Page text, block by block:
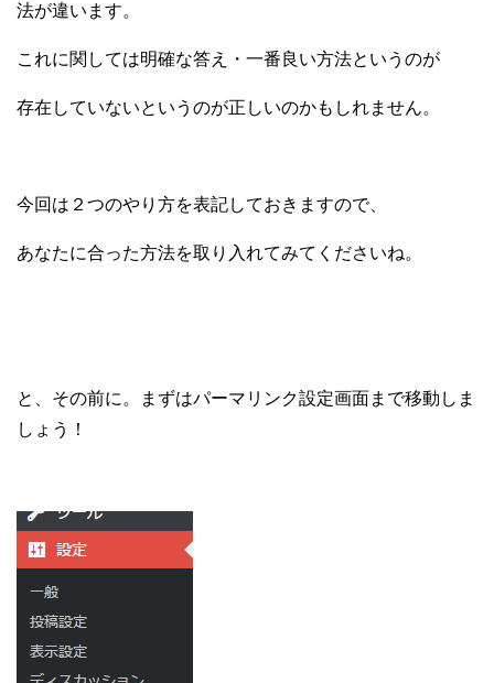
法が違います。
これに関しては明確な答え・一番良い方法というのが
存在していないというのが正しいのかもしれません。
今回は２つのやり方を表記しておきますので、
あなたに合った方法を取り入れてみてくださいね。
と、その前に。まずはパーマリンク設定画面まで移動しま
しょう！